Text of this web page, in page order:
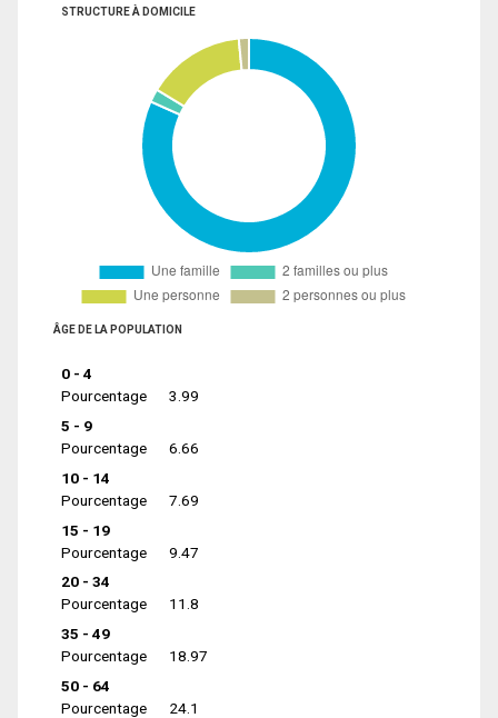
STRUCTURE À DOMICILE
ÂGE DE LA POPULATION
0 - 4
Pourcentage
3.99
5 - 9
Pourcentage
6.66
10 - 14
Pourcentage
7.69
15 - 19
Pourcentage
9.47
20 - 34
Pourcentage
11.8
35 - 49
Pourcentage
18.97
50 - 64
Pourcentage
24.1